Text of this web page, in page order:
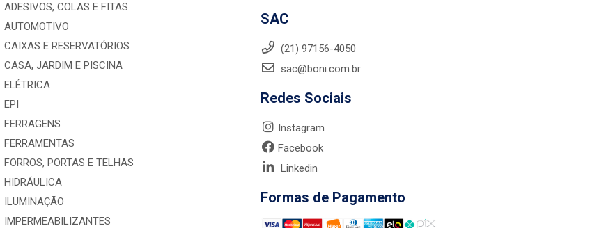
ADESIVOS, COLAS E FITAS
AUTOMOTIVO
CAIXAS E RESERVATÓRIOS
CASA, JARDIM E PISCINA
ELÉTRICA
EPI
FERRAGENS
FERRAMENTAS
FORROS, PORTAS E TELHAS
HIDRÁULICA
ILUMINAÇÃO
IMPERMEABILIZANTES
SAC
(21) 97156-4050
sac@boni.com.br
Redes Sociais
Instagram
Facebook
Linkedin
Formas de Pagamento